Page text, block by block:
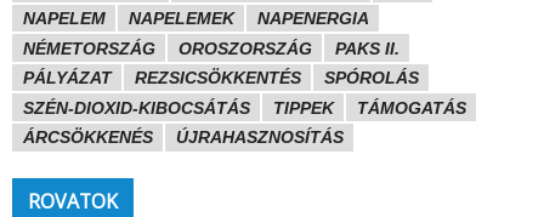
NAPELEM
NAPELEMEK
NAPENERGIA
NÉMETORSZÁG
OROSZORSZÁG
PAKS II.
PÁLYÁZAT
REZSICSÖKKENTÉS
SPÓROLÁS
SZÉN-DIOXID-KIBOCSÁTÁS
TIPPEK
TÁMOGATÁS
ÁRCSÖKKENÉS
ÚJRAHASZNOSÍTÁS
ROVATOK